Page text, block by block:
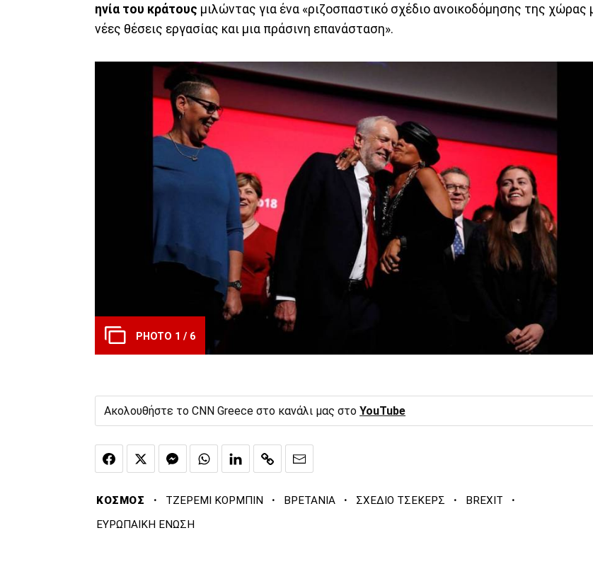
ηνία του κράτους μιλώντας για ένα «ριζοσπαστικό σχέδιο ανοικοδόμησης της χώρας
νέες θέσεις εργασίας και μια πράσινη επανάσταση».
PHOTO 1 / 6
Ακολουθήστε το CNN Greece στο κανάλι μας στο YouTube
ΚΟΣΜΟΣ · ΤΖΕΡΕΜΙ ΚΟΡΜΠΙΝ · ΒΡΕΤΑΝΙΑ · ΣΧΕΔΙΟ ΤΣΕΚΕΡΣ · BREXIT ·
ΕΥΡΩΠΑΙΚΗ ΕΝΩΣΗ